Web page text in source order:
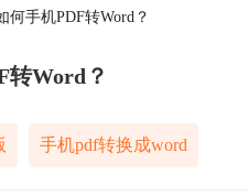
何手机PDF转Word？
转Word？
手机pdf转换成word